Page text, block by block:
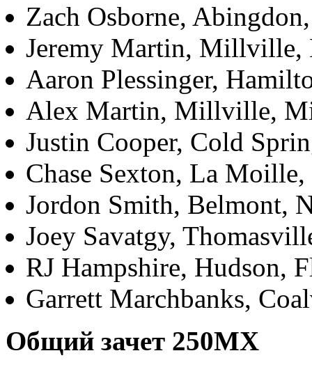
Zach Osborne,
Jeremy Martin, Millville,
Aaron Plessinger,
Alex Martin, Millville,
Justin Cooper, Cold
Chase Sexton, La
Jordon Smith, Belmont,
Joey Savatgy,
RJ Hampshire, Hudson,
Garrett Marchbanks,
Общий зачет 250МХ